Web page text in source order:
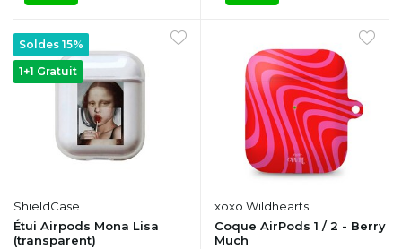
1+1 Gratuit
Soldes 15%
ShieldCase
Étui Airpods Mona Lisa
(transparent)
xoxo Wildhearts
Coque AirPods 1 / 2 - Berry
Much